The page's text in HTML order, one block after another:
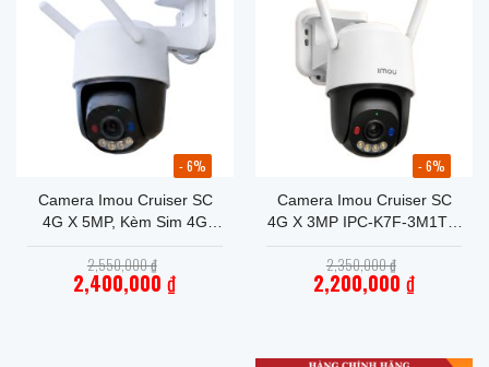
Camera Imou Cruiser SC
4G X 5MP, Kèm Sim 4G
Mobifone, Tích Hợp Đèn
Cảnh Báo Xanh Đỏ
2,550,000₫
gốc
là:
2,400,000 ₫
- 6%
Camera Imou Cruiser SC
4G X 3MP IPC-K7F-3M1T-X
Ngoài Trời, Tặng Sim 4G
Mobifone – Miễn Phí Data
Trọn Đời
2,350,000₫
gốc
là:
2,200,000 ₫
2,200,000 ₫.
- 6%